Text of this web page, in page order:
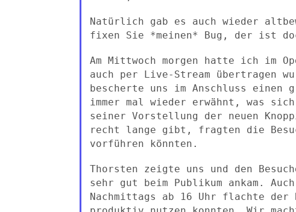
Natürlich gab es auch wieder
fixen Sie *meinen* Bug, der ist
Am Mittwoch morgen hatte ich im
auch per Live-Stream übertragen
bescherte uns im Anschluss einen
immer mal wieder erwähnt, was
seiner Vorstellung der neuen
recht lange gibt, fragten die
vorführen könnten.
Thorsten zeigte uns und den
sehr gut beim Publikum ankam.
Nachmittags ab 16 Uhr flachte der